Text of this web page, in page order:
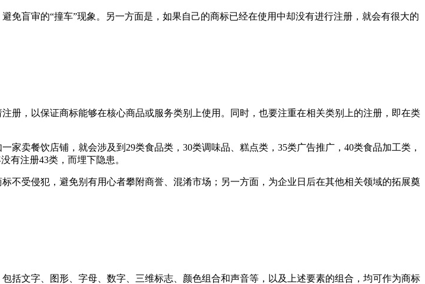
盲审的“撞车”现象。另一方面是，如果自己的商标已经在使用中却没有进行注册，就会有很大的
册，以保证商标能够在核心商品或服务类别上使用。同时，也要注重在相关类别上的注册，即在类
卖餐饮店铺，就会涉及到29类食品类，30类调味品、糕点类，35类广告推广，40类食品加工类，
有注册43类，而埋下隐患。
不受侵犯，避免别有用心者攀附商誉、混淆市场；另一方面，为企业日后在其他相关领域的拓展奠
括文字、图形、字母、数字、三维标志、颜色组合和声音等，以及上述要素的组合，均可作为商标